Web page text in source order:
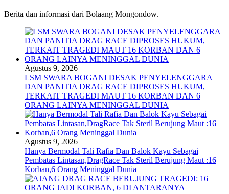
Berita dan informasi dari Bolaang Mongondow.
Agustus 9, 2026
LSM SWARA BOGANI DESAK PENYELENGGARA
DAN PANITIA DRAG RACE DIPROSES HUKUM,
TERKAIT TRAGEDI MAUT 16 KORBAN DAN 6
ORANG LAINYA MENINGGAL DUNIA
Agustus 9, 2026
Hanya Bermodal Tali Rafia Dan Balok Kayu Sebagai
Pembatas Lintasan,DragRace Tak Steril Berujung Maut :16
Korban,6 Orang Meninggal Dunia